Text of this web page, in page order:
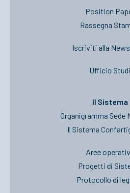
Position
Rassegna
Iscriviti alla
Ufficio Studi
Il Sistema
Organigramma Sede
Il Sistema
Aree
Progetti di
Protocollo di